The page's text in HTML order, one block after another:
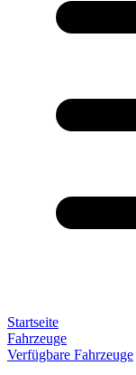
Startseite
Fahrzeuge
Verfügbare Fahrzeuge